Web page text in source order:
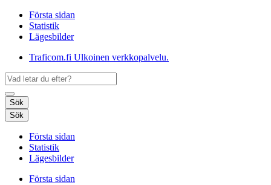
Första sidan
Statistik
Lägesbilder
Traficom.fi Ulkoinen verkkopalvelu.
Sök
Sök
Första sidan
Statistik
Lägesbilder
Första sidan